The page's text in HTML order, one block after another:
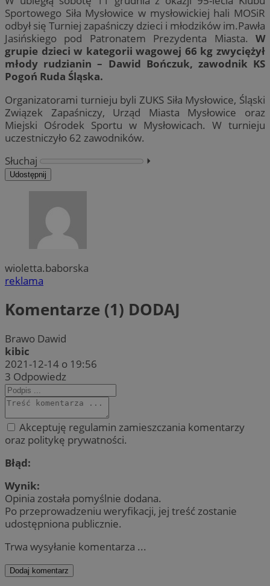
Sportowego Siła Mysłowice w mysłowickiej hali MOSiR
odbył się Turniej zapaśniczy dzieci i młodzików im.Pawła
Jasińskiego pod Patronatem Prezydenta Miasta. W
grupie dzieci w kategorii wagowej 66 kg zwyciężył
młody rudzianin – Dawid Bończuk, zawodnik KS
Pogoń Ruda Śląska.
Organizatorami turnieju byli ZUKS Siła Mysłowice, Śląski
Związek Zapaśniczy, Urząd Miasta Mysłowice oraz
Miejski Ośrodek Sportu w Mysłowicach. W turnieju
uczestniczyło 62 zawodników.
Słuchaj
⏵︎
Udostępnij
wioletta.baborska
reklama
Komentarze (1) DODAJ
Brawo Dawid
kibic
2021-12-14 o 19:56
3 Odpowiedz
Akceptuję regulamin zamieszczania komentarzy
oraz politykę prywatności.
Błąd:
Wynik:
Opinia została pomyślnie dodana.
Po przeprowadzeniu weryfikacji, jej treść zostanie
udostępniona publicznie.
Trwa wysyłanie komentarza ...
Dodaj komentarz